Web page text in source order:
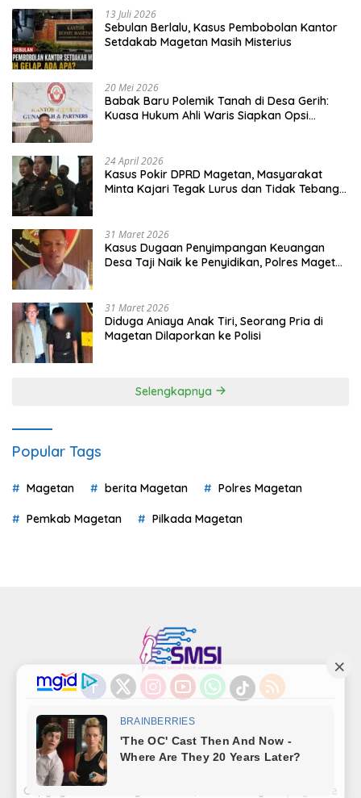
13 Juli 2026
Sebulan Berlalu, Kasus Pembobolan Kantor
Setdakab Magetan Masih Misterius
20 Mei 2026
Babak Baru Polemik Tanah di Desa Gerih:
Kuasa Hukum Ahli Waris Siapkan Opsi
24 April 2026
Kasus Pokir DPRD Magetan, Masyarakat
Minta Kajari Tegak Lurus dan Tidak Tebang
31 Maret 2026
Kasus Dugaan Penyimpangan Keuangan
Desa Taji Naik ke Penyidikan, Polres Magetan
31 Maret 2026
Diduga Aniaya Anak Tiri, Seorang Pria di
Magetan Dilaporkan ke Polisi
Selengkapnya
Popular Tags
Magetan berita Magetan Polres Magetan
Pemkab Magetan Pilkada Magetan
Indeks Kode Etik Privacy Policy
Redaksi
Disclaimer
Pedoman Media Siber
Kode Perilaku Perusahaan Pers
Copyright©LensaMagetan.com | Powered By
seopage.one